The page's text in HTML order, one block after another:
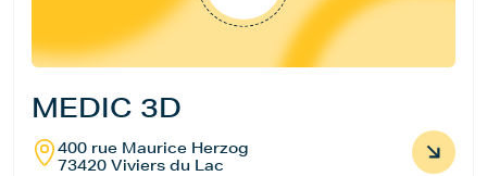
MEDIC 3D
400 rue Maurice Herzog
73420 Viviers du Lac